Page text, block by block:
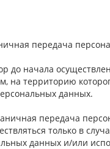
передача
до начала
на территорию
данных.
передача
только в
данных и/или